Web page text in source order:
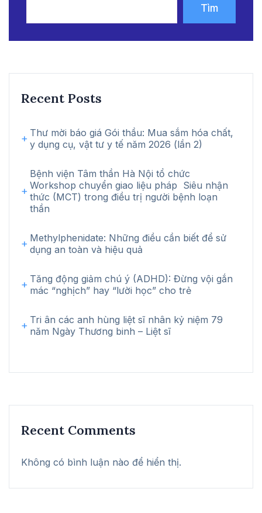
Tìm
Recent Posts
Thư mời báo giá Gói thầu: Mua sắm hóa chất,
y dụng cụ, vật tư y tế năm 2026 (lần 2)
Bệnh viện Tâm thần Hà Nội tổ chức
Workshop chuyển giao liệu pháp Siêu nhận
thức (MCT) trong điều trị người bệnh loạn
thần
Methylphenidate: Những điều cần biết để sử
dụng an toàn và hiệu quả
Tăng động giảm chú ý (ADHD): Đừng vội gắn
mác “nghịch” hay “lười học” cho trẻ
Tri ân các anh hùng liệt sĩ nhân kỷ niệm 79
năm Ngày Thương binh – Liệt sĩ
Recent Comments
Không có bình luận nào để hiển thị.